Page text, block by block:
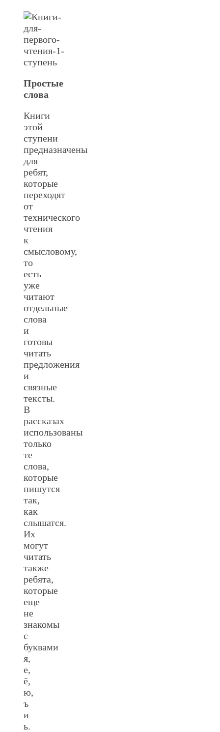
Простые
слова
Книги
этой
ступени
предназначены
для
ребят,
которые
переходят
от
технического
чтения
к
смысловому,
то
есть
уже
читают
отдельные
слова
и
готовы
читать
предложения
и
связные
тексты.
В
рассказах
использованы
только
те
слова,
которые
пишутся
так,
как
слышатся.
Их
могут
читать
также
ребята,
которые
еще
не
знакомы
с
буквами
я,
е,
ё,
ю,
ъ
и
ь.